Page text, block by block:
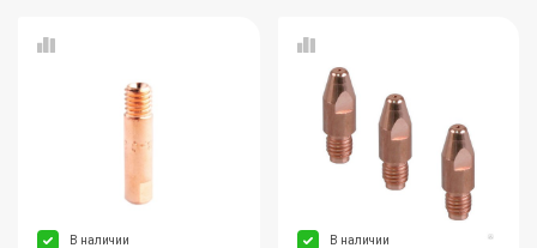
В наличии В наличии